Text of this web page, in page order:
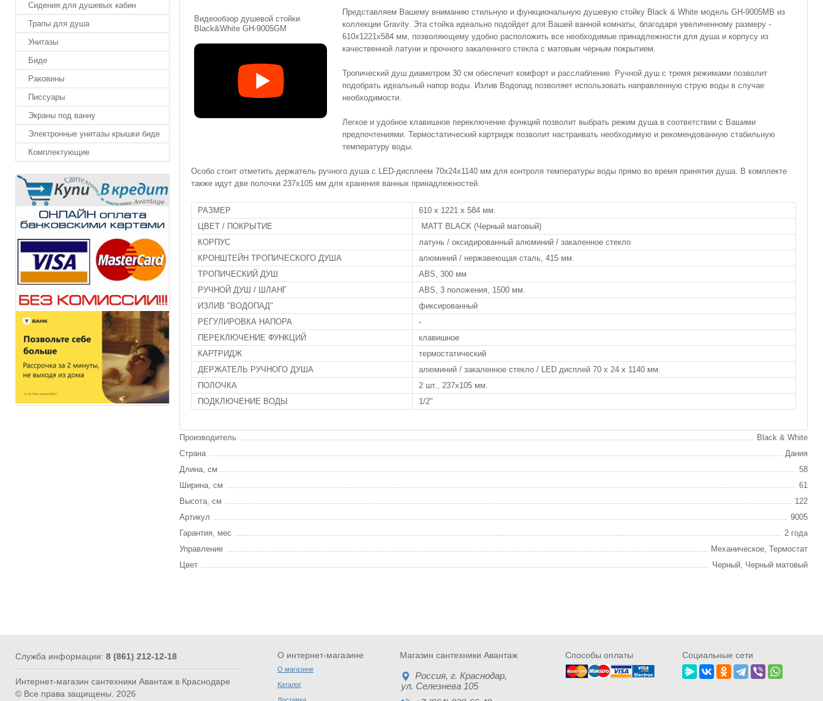
Сидения для душевых кабин
Трапы для душа
Унитазы
Биде
Раковины
Писсуары
Экраны под ванну
Электронные унитазы крышки биде
Комплектующие
Видеообзор душевой стойки
Black&White GH-9005GM
Представляем Вашему вниманию стильную и функциональную душевую стойку Black & White модель GH-9005MB из
коллекции Gravity. Эта стойка идеально подойдет для Вашей ванной комнаты, благодаря увеличенному размеру -
610х1221х584 мм, позволяющему удобно расположить все необходимые принадлежности для душа и корпусу из
качественной латуни и прочного закаленного стекла с матовым черным покрытием.
Тропический душ диаметром 30 см обеспечит комфорт и расслабление. Ручной душ с тремя режимами позволит
подобрать идеальный напор воды. Излив Водопад позволяет использовать направленную струю воды в случае
необходимости.
Легкое и удобное клавишное переключение функций позволит выбрать режим душа в соответствии с Вашими
предпочтениями. Термостатический картридж позволит настраивать необходимую и рекомендованную стабильную
температуру воды.
Особо стоит отметить держатель ручного душа с LED-дисплеем 70x24x1140 мм для контроля температуры воды прямо во время принятия душа. В комплекте
также идут две полочки 237x105 мм для хранения ванных принадлежностей.
РАЗМЕР
610 x 1221 x 584 мм.
ЦВЕТ / ПОКРЫТИЕ
MATT BLACK (Черный матовый)
КОРПУС
латунь / оксидированный алюминий / закаленное стекло
КРОНШТЕЙН ТРОПИЧЕСКОГО ДУША
алюминий / нержавеющая сталь, 415 мм.
ТРОПИЧЕСКИЙ ДУШ
ABS, 300 мм
РУЧНОЙ ДУШ / ШЛАНГ
ABS, 3 положения, 1500 мм.
ИЗЛИВ "ВОДОПАД"
фиксированный
РЕГУЛИРОВКА НАПОРА
-
ПЕРЕКЛЮЧЕНИЕ ФУНКЦИЙ
клавишное
КАРТРИДЖ
термостатический
ДЕРЖАТЕЛЬ РУЧНОГО ДУША
алюминий / закаленное стекло / LED дисплей 70 х 24 х 1140 мм.
ПОЛОЧКА
2 шт., 237х105 мм.
ПОДКЛЮЧЕНИЕ ВОДЫ
1/2"
Производитель
Black & White
Страна
Дания
Длина, см
58
Ширина, см
61
Высота, см
122
Артикул
9005
Гарантия, мес
2 года
Управление
Механическое, Термостат
Цвет
Черный, Черный матовый
Служба информации: 8 (861) 212-12-18
Интернет-магазин сантехники Авантаж в Краснодаре
© Все права защищены. 2026
О интернет-магазине
О магазине
Каталог
Магазин сантехники Авантаж
Россия, г.Краснодар,
ул. Селезнева 105
Cпособы оплаты Социальные сети